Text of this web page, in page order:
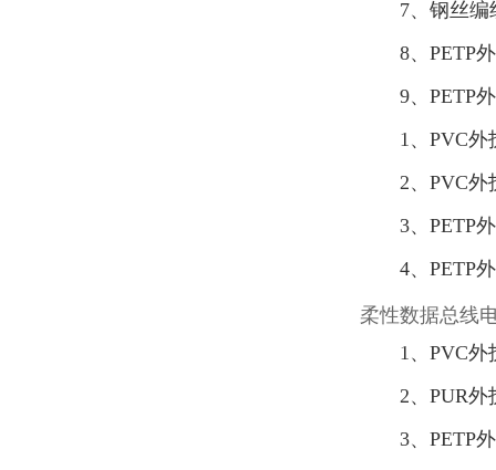
7、钢丝
8、PETP
9、PETP
1、PVC
2、PVC
3、PETP
4、PETP
柔性数据总线
1、PVC
2、PUR
3、PETP